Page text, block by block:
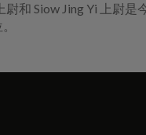
尉和 Siow Jing Yi 上尉是